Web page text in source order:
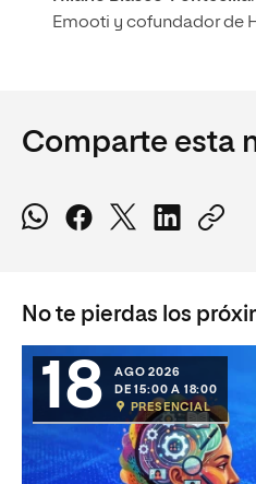
Emooti y cofundador de
Comparte esta
No te pierdas los
18
AGO 2026
DE 15:00 A 18:00
PRESENCIAL